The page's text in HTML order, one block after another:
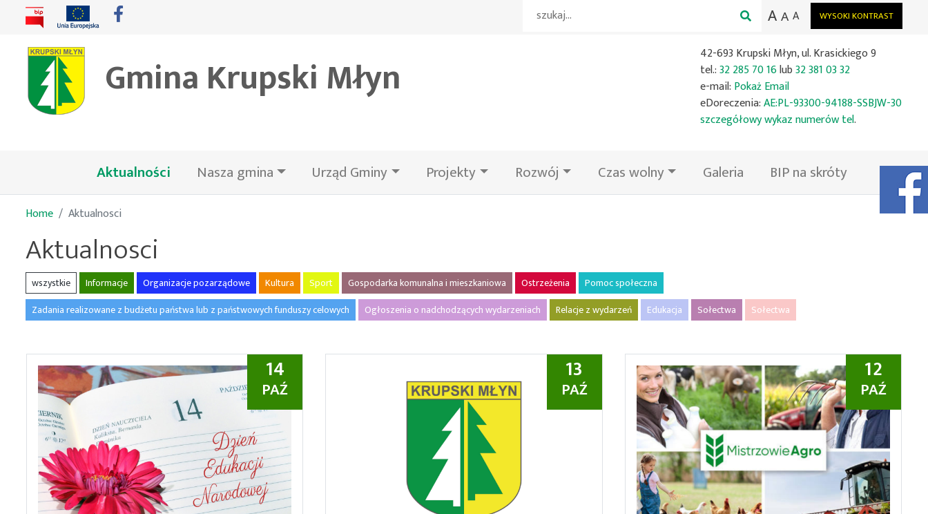
WYSOKI KONTRAST
AA A
Gmina Krupski Młyn
42-693 Krupski Młyn, ul. Krasickiego 9
tel.:32 285 70 16lub32 381 03 32
e-mail: Pokaż Email
eDoreczenia:AE:PL-93300-94188-SSBJW-30
szczegółowy wykaz numerów tel.
Aktualności(bieżąca)Nasza gmina Urząd Gminy Projekty Rozwój Czas wolny Galeria BIP na skróty Facebook
Home Aktualnosci
Aktualnosci
wszystkie Informacje Organizacje pozarządowe Kultura Sport Gospodarka komunalna i mieszkaniowa Ostrzeżenia
Pomoc społeczna
Zadania realizowane z budżetu państwa lub z państwowych funduszy celowych
Ogłoszenia o nadchodzących wydarzeniach Relacje z wydarzeń Edukacja Sołectwa Sołectwa
14
PAŹ
13
PAŹ
12
PAŹ